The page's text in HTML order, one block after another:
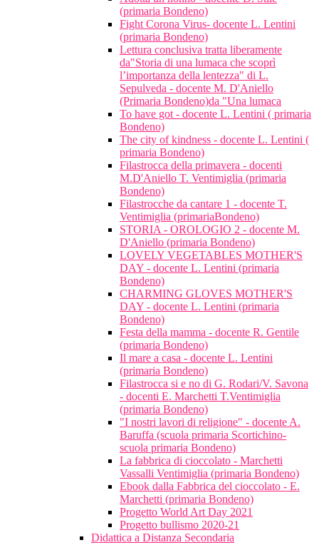
(primaria Bondeno)
Fight Corona Virus- docente L. Lentini
(primaria Bondeno)
Lettura conclusiva tratta liberamente
da"Storia di una lumaca che scoprì
l’importanza della lentezza" di L.
Sepulveda - docente M. D'Aniello
(Primaria Bondeno)da "Una lumaca
To have got - docente L. Lentini ( primaria
Bondeno)
The city of kindness - docente L. Lentini (
primaria Bondeno)
Filastrocca della primavera - docenti
M.D'Aniello T. Ventimiglia (primaria
Bondeno)
Filastrocche da cantare 1 - docente T.
Ventimiglia (primariaBondeno)
STORIA - OROLOGIO 2 - docente M.
D'Aniello (primaria Bondeno)
LOVELY VEGETABLES MOTHER'S
DAY - docente L. Lentini (primaria
Bondeno)
CHARMING GLOVES MOTHER'S
DAY - docente L. Lentini (primaria
Bondeno)
Festa della mamma - docente R. Gentile
(primaria Bondeno)
Il mare a casa - docente L. Lentini
(primaria Bondeno)
Filastrocca si e no di G. Rodari/V. Savona
- docenti E. Marchetti T.Ventimiglia
(primaria Bondeno)
"I nostri lavori di religione" - docente A.
Baruffa (scuola primaria Scortichino-
scuola primaria Bondeno)
La fabbrica di cioccolato - Marchetti
Vassalli Ventimiglia (primaria Bondeno)
Ebook dalla Fabbrica del cioccolato - E.
Marchetti (primaria Bondeno)
Progetto World Art Day 2021
Progetto bullismo 2020-21
Didattica a Distanza Secondaria